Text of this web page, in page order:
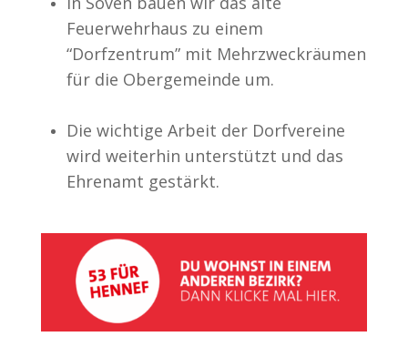
Feuerwehrhaus zu einem
“Dorfzentrum” mit Mehrzweckräumen
für die Obergemeinde um.
Die wichtige Arbeit der Dorfvereine
wird weiterhin unterstützt und das
Ehrenamt gestärkt.